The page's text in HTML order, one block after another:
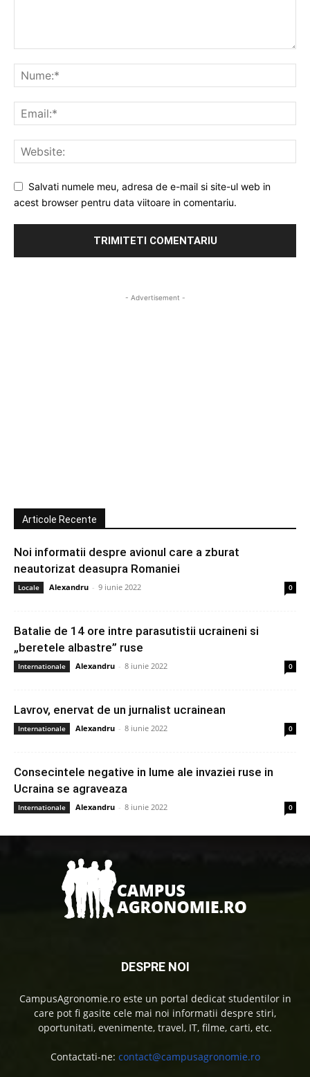
Salvati numele meu, adresa de e-mail si site-ul web in
acest browser pentru data viitoare in comentariu.
- Advertisement -
Articole Recente
Noi informatii despre avionul care a zburat
neautorizat deasupra Romaniei
Locale Alexandru - 9 iunie 2022 0
Batalie de 14 ore intre parasutistii ucraineni si
„beretele albastre” ruse
Internationale Alexandru - 8 iunie 2022 0
Lavrov, enervat de un jurnalist ucrainean
Internationale Alexandru - 8 iunie 2022 0
Consecintele negative in lume ale invaziei ruse in
Ucraina se agraveaza
Internationale Alexandru - 8 iunie 2022 0
DESPRE NOI
CampusAgronomie.ro este un portal dedicat studentilor in
care pot fi gasite cele mai noi informatii despre stiri,
oportunitati, evenimente, travel, IT, filme, carti, etc.
Contactati-ne: contact@campusagronomie.ro